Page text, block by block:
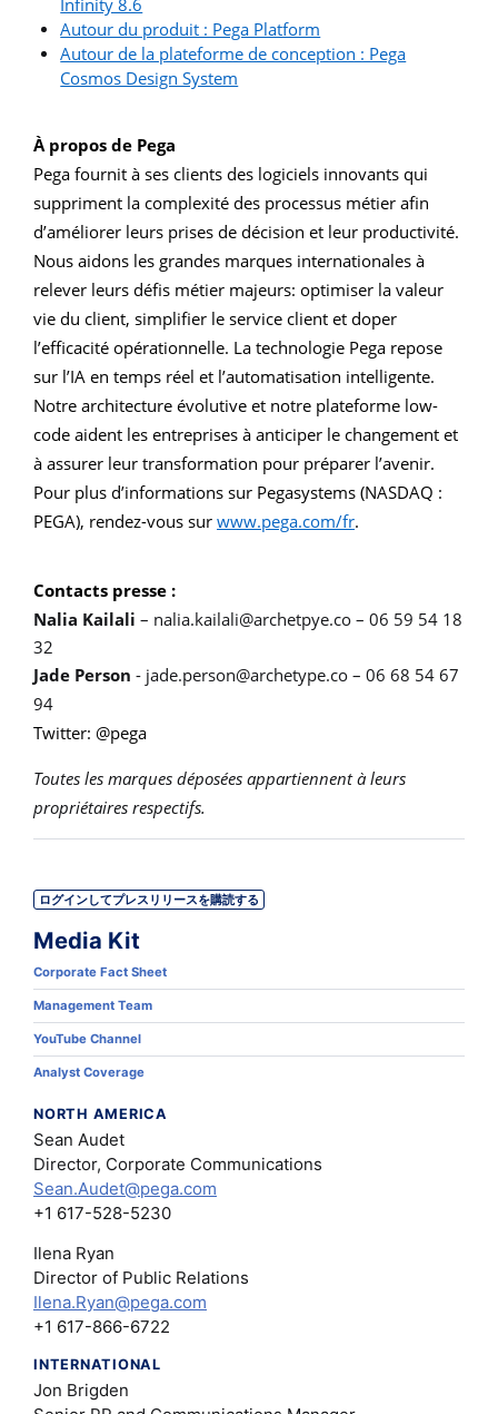
Infinity 8.6
Autour du produit : Pega Platform
Autour de la plateforme de conception : Pega
Cosmos Design System
À propos de Pega
Pega fournit à ses clients des logiciels innovants qui
suppriment la complexité des processus métier afin
d’améliorer leurs prises de décision et leur productivité.
Nous aidons les grandes marques internationales à
relever leurs défis métier majeurs: optimiser la valeur
vie du client, simplifier le service client et doper
l’efficacité opérationnelle. La technologie Pega repose
sur l’IA en temps réel et l’automatisation intelligente.
Notre architecture évolutive et notre plateforme low-
code aident les entreprises à anticiper le changement et
à assurer leur transformation pour préparer l’avenir.
Pour plus d’informations sur Pegasystems (NASDAQ :
PEGA), rendez-vous sur www.pega.com/fr.
Contacts presse :
Nalia Kailali – nalia.kailali@archetpye.co – 06 59 54 18
32
Jade Person - jade.person@archetype.co – 06 68 54 67
94
Twitter: @pega
Toutes les marques déposées appartiennent à leurs
propriétaires respectifs.
ログインしてプレスリリースを購読する
Media Kit
Corporate Fact Sheet
Management Team
YouTube Channel
Analyst Coverage
NORTH AMERICA
Sean Audet
Director, Corporate Communications
Sean.Audet@pega.com
+1 617-528-5230
Ilena Ryan
Director of Public Relations
Ilena.Ryan@pega.com
+1 617-866-6722
INTERNATIONAL
Jon Brigden